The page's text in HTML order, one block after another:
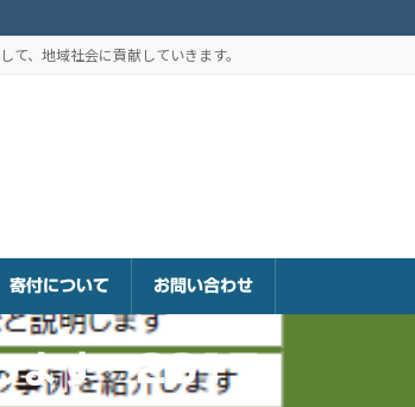
、地域社会に貢献していきます。
寄付について お問い合わせ
ます－2017